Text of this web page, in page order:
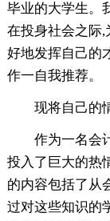
毕业的大学生。
在投身社会之际,
好地发挥自己的
作一自我推荐。
现将自己的
作为一名会
投入了巨大的热
的内容包括了从
过对这些知识的